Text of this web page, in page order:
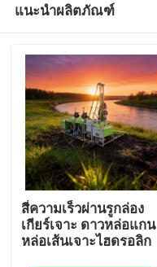
บ้าน
แนะนำผลิตภัณฑ์
สี่ความเร็วผ่านรูกล่อง
เกียร์เจาะ ดาวหล่อแกน
หล่อเส้นเจาะไฮดรอลิก